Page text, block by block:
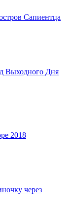
Сапиентца
Выходного Дня
2018
через